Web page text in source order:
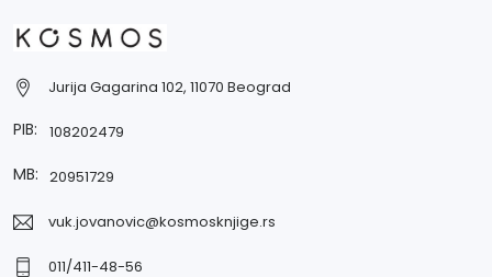
Jurija Gagarina 102, 11070 Beograd
PIB: 108202479
MB: 20951729
vuk.jovanovic@kosmosknjige.rs
011/411-48-56